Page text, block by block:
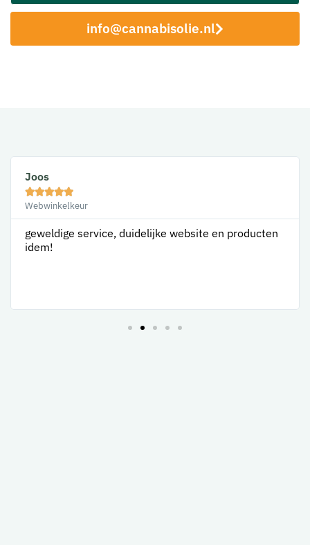
info@cannabisolie.nl
Joos

Webwinkelkeur
geweldige service, duidelijke website en producten
idem!